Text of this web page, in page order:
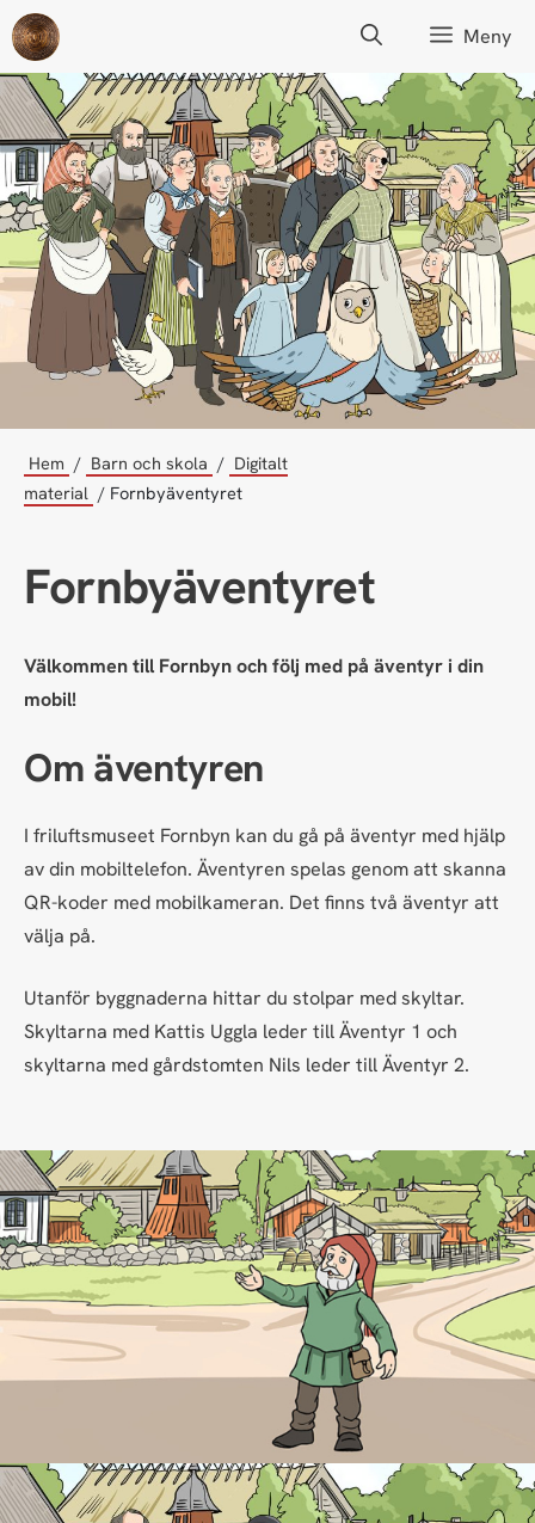
Hoppa
till
innehåll
Meny
Hem Barn och skola
Digitalt
material
Fornbyäventyret
Fornbyäventyret
Välkommen till Fornbyn och följ med på äventyr i din
mobil!
Om äventyren
I friluftsmuseet Fornbyn kan du gå på äventyr med hjälp
av din mobiltelefon. Äventyren spelas genom att skanna
QR-koder med mobilkameran. Det finns två äventyr att
välja på.
Utanför byggnaderna hittar du stolpar med skyltar.
Skyltarna med Kattis Uggla leder till Äventyr 1 och
skyltarna med gårdstomten Nils leder till Äventyr 2.